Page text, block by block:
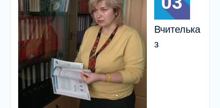
Вчителька
з